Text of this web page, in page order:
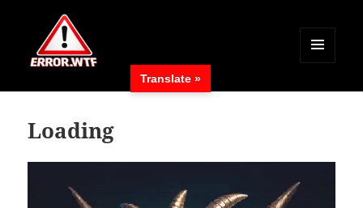
MENÜ
WIDGETS
Loading
Translate »